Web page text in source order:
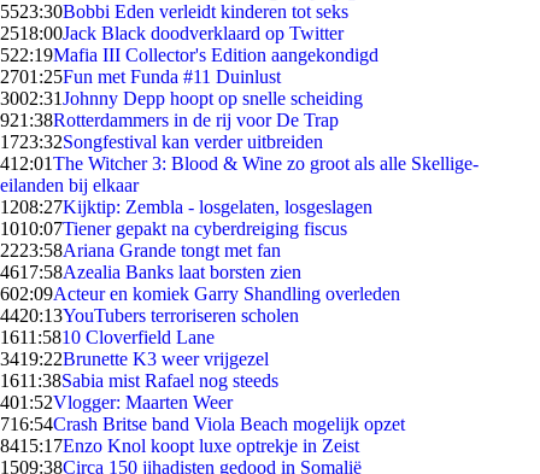
5523:30Bobbi Eden verleidt kinderen tot seks
2518:00Jack Black doodverklaard op Twitter
522:19Mafia III Collector's Edition aangekondigd
2701:25Fun met Funda #11 Duinlust
3002:31Johnny Depp hoopt op snelle scheiding
921:38Rotterdammers in de rij voor De Trap
1723:32Songfestival kan verder uitbreiden
412:01The Witcher 3: Blood & Wine zo groot als alle Skellige-
eilanden bij elkaar
1208:27Kijktip: Zembla - losgelaten, losgeslagen
1010:07Tiener gepakt na cyberdreiging fiscus
2223:58Ariana Grande tongt met fan
4617:58Azealia Banks laat borsten zien
602:09Acteur en komiek Garry Shandling overleden
4420:13YouTubers terroriseren scholen
1611:5810 Cloverfield Lane
3419:22Brunette K3 weer vrijgezel
1611:38Sabia mist Rafael nog steeds
401:52Vlogger: Maarten Weer
716:54Crash Britse band Viola Beach mogelijk opzet
8415:17Enzo Knol koopt luxe optrekje in Zeist
1509:38Circa 150 jihadisten gedood in Somalië